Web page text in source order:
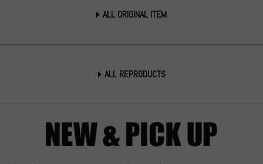
ALL ORIGINAL ITEM
ALL REPRODUCTS